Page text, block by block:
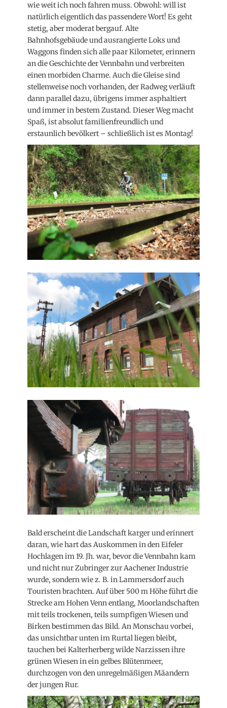
wie weit ich noch fahren muss. Obwohl: will ist
natürlich eigentlich das passendere Wort! Es geht
stetig, aber moderat bergauf. Alte
Bahnhofsgebäude und ausrangierte Loks und
Waggons finden sich alle paar Kilometer, erinnern
an die Geschichte der Vennbahn und verbreiten
einen morbiden Charme. Auch die Gleise sind
stellenweise noch vorhanden, der Radweg verläuft
dann parallel dazu, übrigens immer asphaltiert
und immer in bestem Zustand. Dieser Weg macht
Spaß, ist absolut familienfreundlich und
erstaunlich bevölkert – schließlich ist es Montag!
Bald erscheint die Landschaft karger und erinnert
daran, wie hart das Auskommen in den Eifeler
Hochlagen im 19. Jh. war, bevor die Vennbahn kam
und nicht nur Zubringer zur Aachener Industrie
wurde, sondern wie z. B. in Lammersdorf auch
Touristen brachten. Auf über 500 m Höhe führt die
Strecke am Hohen Venn entlang, Moorlandschaften
mit teils trockenen, teils sumpfigen Wiesen und
Birken bestimmen das Bild. An Monschau vorbei,
das unsichtbar unten im Rurtal liegen bleibt,
tauchen bei Kalterherberg wilde Narzissen ihre
grünen Wiesen in ein gelbes Blütenmeer,
durchzogen von den unregelmäßigen Mäandern
der jungen Rur.